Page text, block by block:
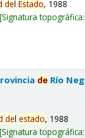
delEstado, 1988
Signatura
de Río
delestado, 1988
Signatura